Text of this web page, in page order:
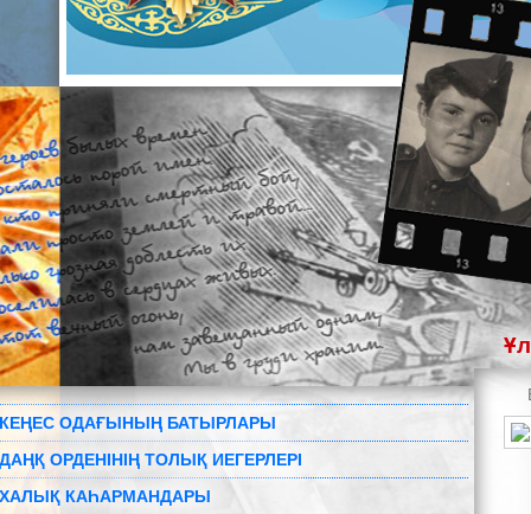
КЕҢЕС ОДАҒЫНЫҢ БАТЫРЛАРЫ
ДАҢҚ ОРДЕНІНІҢ ТОЛЫҚ ИЕГЕРЛЕРІ
ХАЛЫҚ КАҺАРМАНДАРЫ